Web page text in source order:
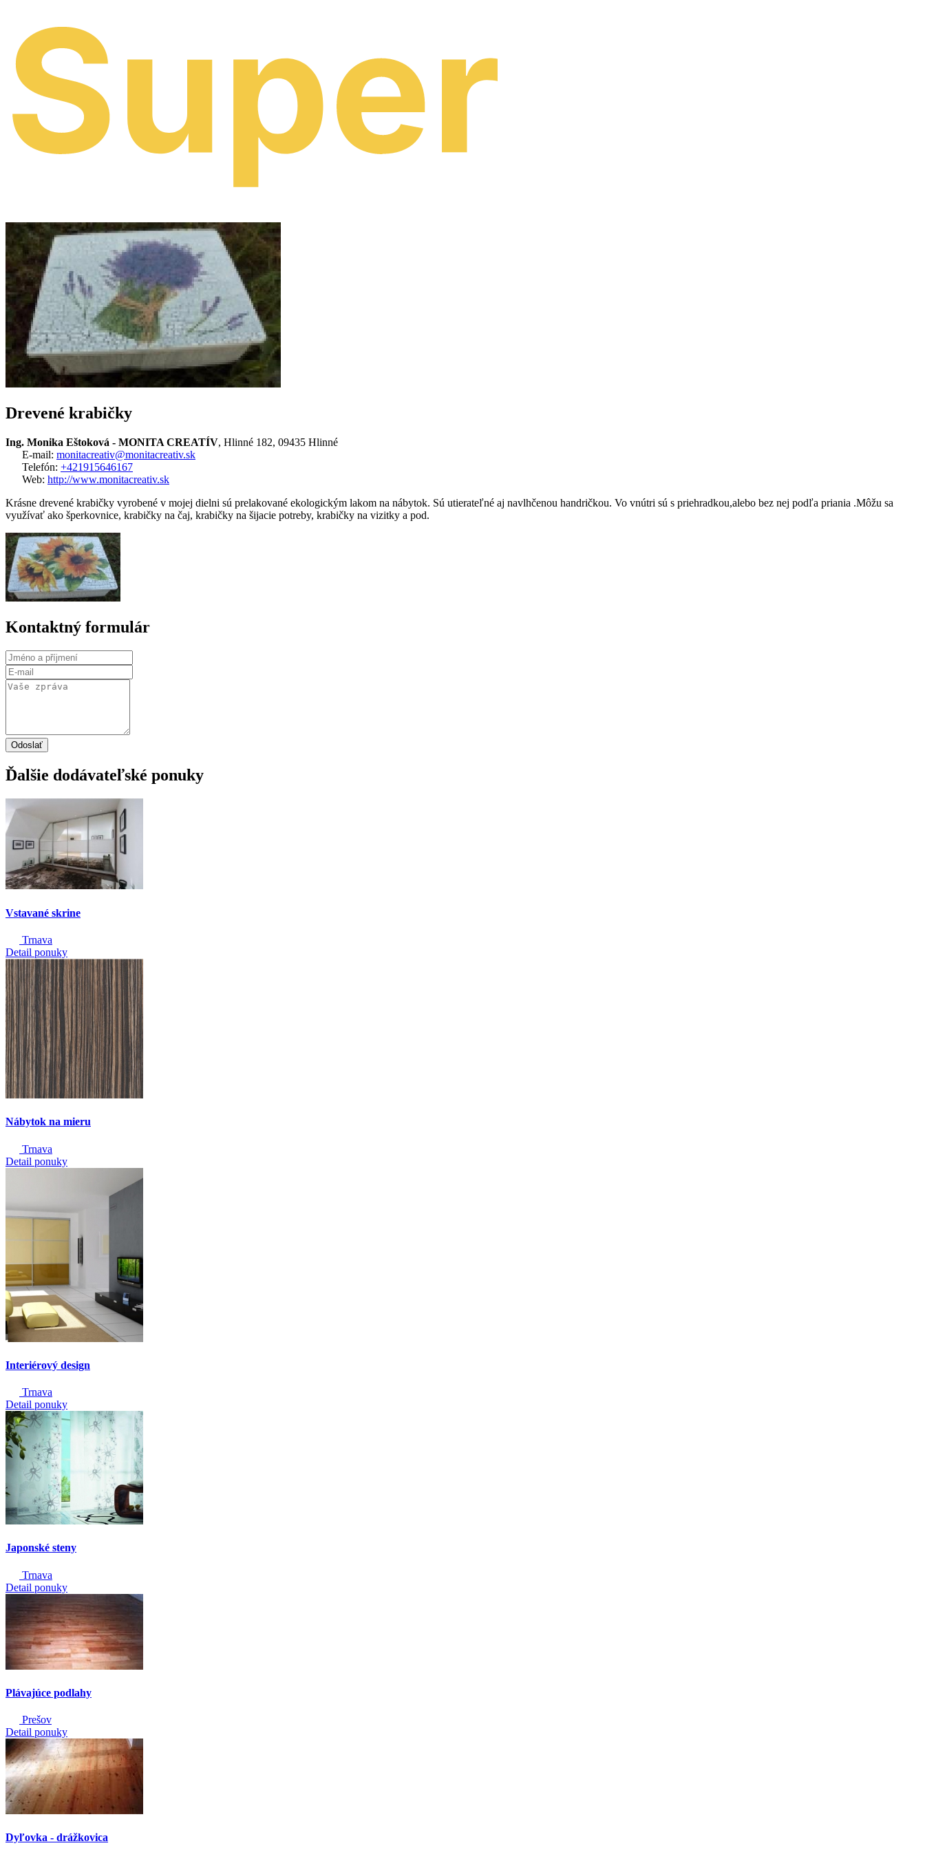
Drevené krabičky
Ing. Monika Eštoková - MONITA CREATÍV, Hlinné 182, 09435 Hlinné
E-mail: monitacreativ@monitacreativ.sk
Telefón: +421915646167
Web: http://www.monitacreativ.sk
Krásne drevené krabičky vyrobené v mojej dielni sú prelakované ekologickým lakom na nábytok. Sú utierateľné aj navlhčenou handričkou. Vo vnútri sú s priehradkou,alebo bez nej podľa priania .Môžu sa
využívať ako šperkovnice, krabičky na čaj, krabičky na šijacie potreby, krabičky na vizitky a pod.
Kontaktný formulár
Odoslať
Ďalšie dodávateľské ponuky
Vstavané skrine
Trnava
Detail ponuky
Nábytok na mieru
Trnava
Detail ponuky
Interiérový design
Trnava
Detail ponuky
Japonské steny
Trnava
Detail ponuky
Plávajúce podlahy
Prešov
Detail ponuky
Dyľovka - drážkovica